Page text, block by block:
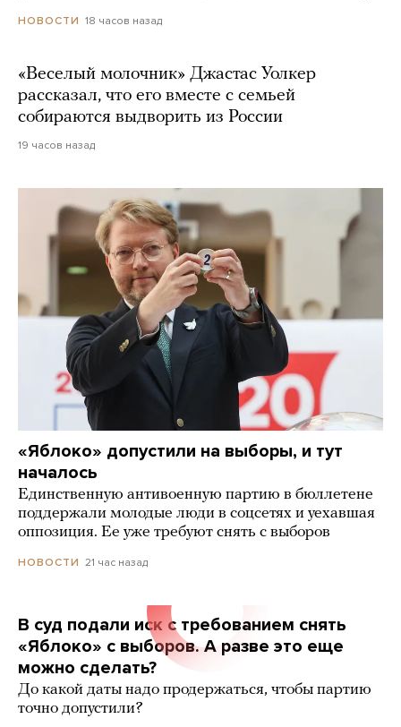
НОВОСТИ 18 часов назад
«Веселый молочник» Джастас Уолкер
рассказал, что его вместе с семьей
собираются выдворить из России
19 часов назад
«Яблоко» допустили на выборы, и тут
началось
Единственную антивоенную партию в бюллетене
поддержали молодые люди в соцсетях и уехавшая
оппозиция. Ее уже требуют снять с выборов
НОВОСТИ 21 час назад
В суд подали иск с требованием снять
«Яблоко» с выборов. А разве это еще
можно сделать?
До какой даты надо продержаться, чтобы партию
точно допустили?